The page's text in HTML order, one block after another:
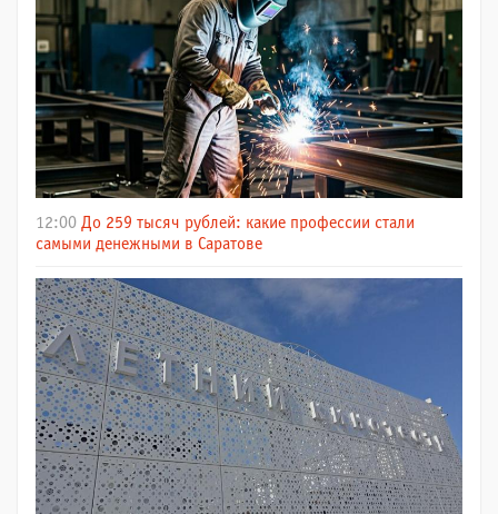
12:00 До 259 тысяч рублей: какие профессии стали
самыми денежными в Саратове